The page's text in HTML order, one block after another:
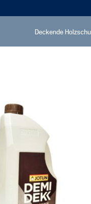
Deckende